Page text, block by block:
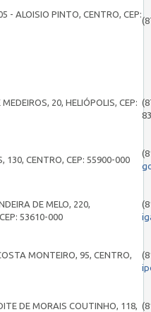
- ALOISIO PINTO, CENTRO, CEP:
20, HELIÓPOLIS, CEP:
130, CENTRO, CEP: 55900-000
DE MELO, 220,
53610-000
MONTEIRO, 95, CENTRO,
DE MORAIS COUTINHO, 118,